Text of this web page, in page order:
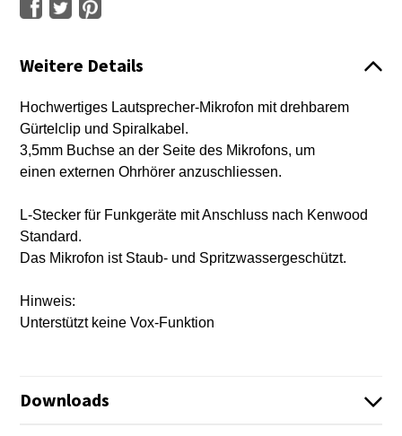
Weitere Details
Hochwertiges Lautsprecher-Mikrofon mit drehbarem
Gürtelclip und Spiralkabel.
3,5mm Buchse an der Seite des Mikrofons, um
einen externen Ohrhörer anzuschliessen.
L-Stecker für Funkgeräte mit Anschluss nach Kenwood
Standard.
Das Mikrofon ist Staub- und Spritzwassergeschützt.
Hinweis:
Unterstützt keine Vox-Funktion
Downloads